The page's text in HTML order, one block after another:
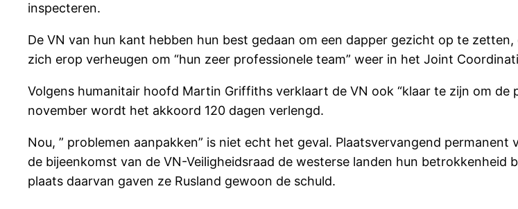
inspecteren.
De VN van hun kant hebben hun best gedaan om een dapper gezicht op te
zich erop verheugen om “hun zeer professionele team” weer in het Joint
Volgens humanitair hoofd Martin Griffiths verklaart de VN ook “klaar te zijn om de
november wordt het akkoord 120 dagen verlengd.
Nou, ” problemen aanpakken” is niet echt het geval. Plaatsvervangend
de bijeenkomst van de VN-Veiligheidsraad de westerse landen hun
plaats daarvan gaven ze Rusland gewoon de schuld.